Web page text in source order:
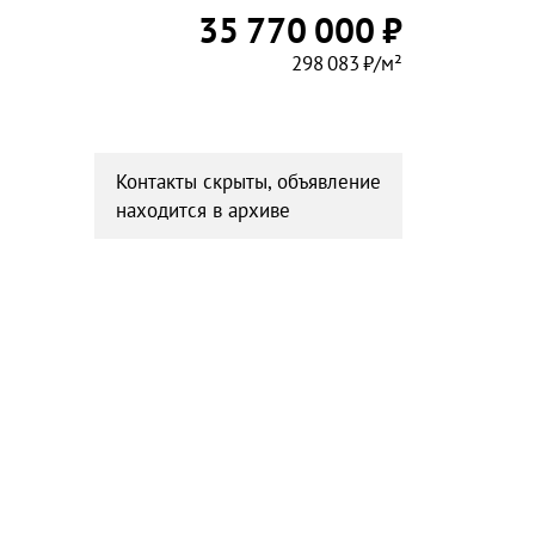
35 770 000 ₽
298 083 ₽/м²
Контакты скрыты, объявление
находится в архиве